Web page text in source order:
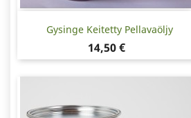
Gysinge Keitetty Pellavaöljy
Hinta
14,50 €